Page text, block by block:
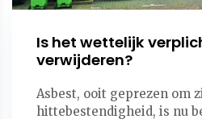
Is het wettelijk
verwijderen?
Asbest, ooit geprezen om
hittebestendigheid, is nu